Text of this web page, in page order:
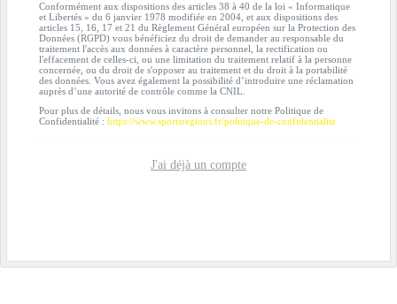
Conformément aux dispositions des articles 38 à 40 de la loi « Informatique
et Libertés » du 6 janvier 1978 modifiée en 2004, et aux dispositions des
articles 15, 16, 17 et 21 du Règlement Général européen sur la Protection des
Données (RGPD) vous bénéficiez du droit de demander au responsable du
traitement l'accès aux données à caractère personnel, la rectification ou
l'effacement de celles-ci, ou une limitation du traitement relatif à la personne
concernée, ou du droit de s'opposer au traitement et du droit à la portabilité
des données. Vous avez également la possibilité d’introduire une réclamation
auprès d’une autorité de contrôle comme la CNIL.
Pour plus de détails, nous vous invitons à consulter notre Politique de
Confidentialité : https://www.sportsregions.fr/politique-de-confidentialite
J'ai déjà un compte